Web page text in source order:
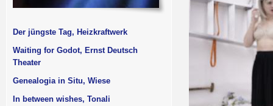
Der jüngste Tag, Heizkraftwerk
Waiting for Godot, Ernst Deutsch
Theater
Genealogia in Situ, Wiese
In between wishes, Tonali